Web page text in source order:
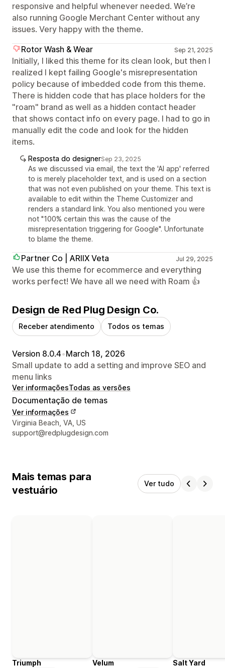
responsive and helpful whenever needed. We’re
also running Google Merchant Center without any
issues. Very happy with the theme.
Rotor Wash & Wear
Sep 21, 2025
Initially, I liked this theme for its clean look, but then I
realized I kept failing Google's misrepresentation
policy because of imbedded code from this theme.
There is hidden code that has place holders for the
"roam" brand as well as a hidden contact header
that shows contact info on every page. I had to go in
manually edit the code and look for the hidden
items.
Resposta do designerSep 23, 2025
As we discussed via email, the text the 'AI app' referred
to is merely placeholder text, and is used on a section
that was not even published on your theme. This text is
available to edit within the Theme Customizer and
renders a standard link. You also mentioned you were
not "100% certain this was the cause of the
misrepresentation triggering for Google". Unfortunate
to blame the theme.
Partner Co | ARIIX Veta Jul 29, 2025
We use this theme for ecommerce and everything
works perfect! We have all we need with Roam 👍
Design de Red Plug Design Co.
Receber atendimento Todos os temas
Version 8.0.4•March 18, 2026
Small update to add a setting and improve SEO and
menu links
Ver informaçõesTodas as versões
Documentação de temas
Ver informações
Informações de contato do designer
Virginia Beach, VA, US
support@redplugdesign.com
Mais temas para
vestuário
Ver tudo
Triumph
Velum
Salt Yard